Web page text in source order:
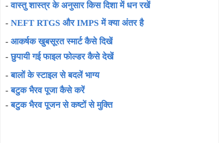
-वास्तु शास्त्र के अनुसार किस दिशा में धन रखें
- NEFT RTGS और IMPS में क्या अंतर है
- आकर्षक खुबसूरत स्मार्ट कैसे दिखें
-छुपायी गई फाइल फोल्डर कैसे देखें
-बालों के स्टाइल से बदलें भाग्य
-बटुक भैरव पूजा कैसे करें
- बटुक भैरव पूजन से कष्टों से मुक्ति